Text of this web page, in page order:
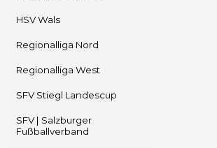
HSV Wals
Regionalliga Nord
Regionalliga West
SFV Stiegl Landescup
SFV | Salzburger
Fußballverband